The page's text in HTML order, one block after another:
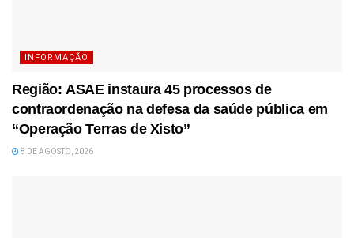
INFORMAÇÃO
Região: ASAE instaura 45 processos de
contraordenação na defesa da saúde pública em
“Operação Terras de Xisto”
8 DE AGOSTO, 2026